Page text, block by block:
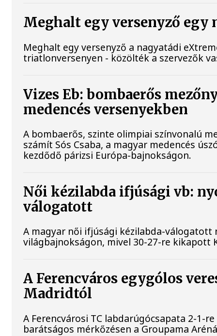
Meghalt egy versenyző
Meghalt egy versenyző a nagyatádi
triatlonversenyen - közölték a szervezők
Vizes Eb: bombaerős
medencés versenyekben
A bombaerős, szinte olimpiai színvonalú
számít Sós Csaba, a magyar medencés
kezdődő párizsi Európa-bajnokságon.
Női kézilabda ifjúsági vb:
válogatott
A magyar női ifjúsági kézilabda-
világbajnokságon, mivel 30-27-re kikapott
A Ferencváros egygólos
Madridtól
A Ferencvárosi TC labdarúgócsapata 2-1-
barátságos mérkőzésen a Groupama